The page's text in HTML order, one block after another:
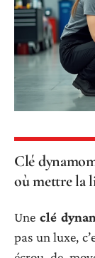
Clé
où mettre la
Une clé
pas un luxe,